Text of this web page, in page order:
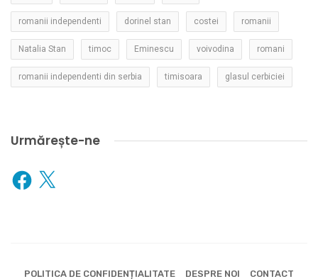
romanii independenti dorinel stan costei romanii
Natalia Stan timoc Eminescu voivodina romani
romanii independenti din serbia timisoara glasul cerbiciei
Urmărește-ne
Facebook
X
POLITICA DE CONFIDENȚIALITATE DESPRE NOI CONTACT